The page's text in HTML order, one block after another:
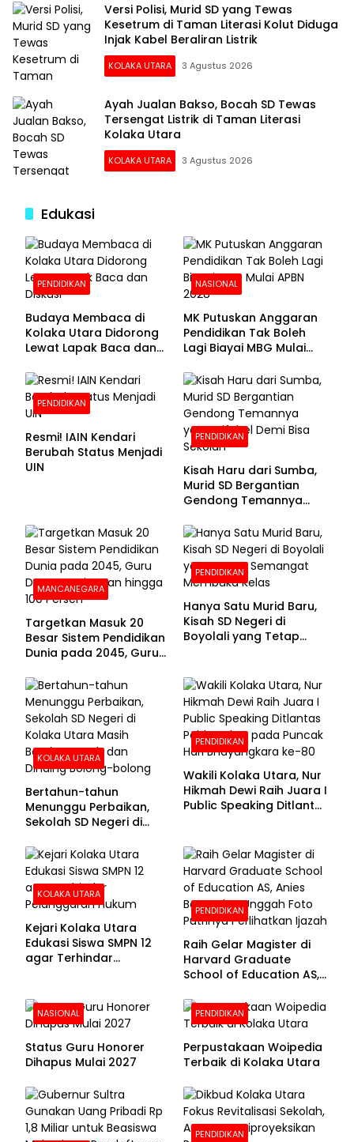
Versi Polisi, Murid SD yang Tewas
Kesetrum di Taman Literasi Kolut Diduga
Injak Kabel Beraliran Listrik
KOLAKA UTARA 3 Agustus 2026
Ayah Jualan Bakso, Bocah SD Tewas
Tersengat Listrik di Taman Literasi
Kolaka Utara
KOLAKA UTARA 3 Agustus 2026
Edukasi
PENDIDIKAN
Budaya Membaca di
Kolaka Utara Didorong
Lewat Lapak Baca dan
NASIONAL
MK Putuskan Anggaran
Pendidikan Tak Boleh
Lagi Biayai MBG Mulai
PENDIDIKAN
Resmi! IAIN Kendari
Berubah Status Menjadi
UIN
PENDIDIKAN
Kisah Haru dari Sumba,
Murid SD Bergantian
Gendong Temannya
Sekolah
MANCANEGARA
Targetkan Masuk 20
Besar Sistem Pendidikan
Dunia pada 2045, Guru
100 Persen
PENDIDIKAN
Hanya Satu Murid Baru,
Kisah SD Negeri di
Boyolali yang Tetap
KOLAKA UTARA
Bertahun-tahun
Menunggu Perbaikan,
Sekolah SD Negeri di
Beralas Tanah dan
Dinding Bolong-bolong
PENDIDIKAN
Wakili Kolaka Utara, Nur
Hikmah Dewi Raih Juara I
Public Speaking Ditlantas
Bhayangkara ke-80
KOLAKA UTARA
Kejari Kolaka Utara
Edukasi Siswa SMPN 12
agar Terhindar
PENDIDIKAN
Raih Gelar Magister di
Harvard Graduate
School of Education AS,
Foto Putrinya Perlihatkan
Ijazah
NASIONAL
Status Guru Honorer
Dihapus Mulai 2027
PENDIDIKAN
Perpustakaan Woipedia
Terbaik di Kolaka Utara
PENDIDIKAN